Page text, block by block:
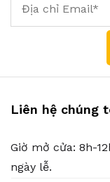
Liên hệ chúng
Giờ mở cửa: 8h-
ngày lễ.